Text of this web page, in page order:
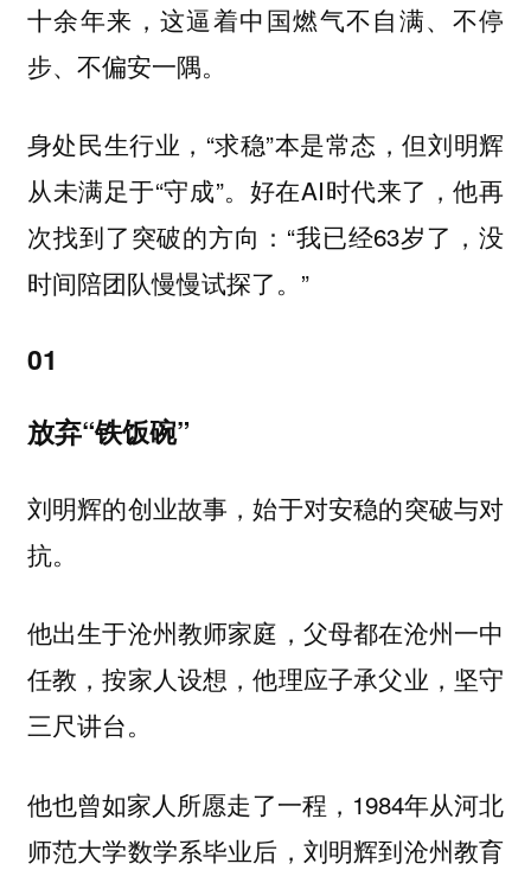
十余年来，这逼着中国燃气不自满、不停
步、不偏安一隅。
身处民生行业，“求稳”本是常态，但刘明辉
从未满足于“守成”。好在AI时代来了，他再
次找到了突破的方向：“我已经63岁了，没
时间陪团队慢慢试探了。”
01
放弃“铁饭碗”
刘明辉的创业故事，始于对安稳的突破与对
抗。
他出生于沧州教师家庭，父母都在沧州一中
任教，按家人设想，他理应子承父业，坚守
三尺讲台。
他也曾如家人所愿走了一程，1984年从河北
师范大学数学系毕业后，刘明辉到沧州教育